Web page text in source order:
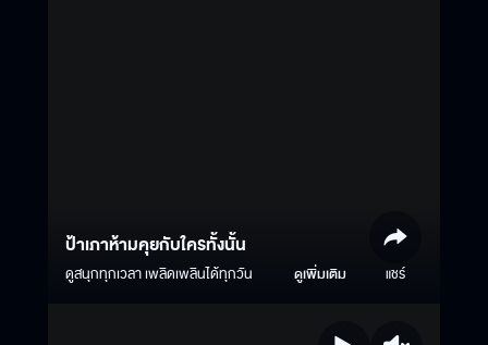
ป้าเภาห้ามคุยกับใครทั้งนั้น
ดูสนุกทุกเวลา เพลิดเพลินได้ทุกวัน ดูเพิ่มเติม แชร์